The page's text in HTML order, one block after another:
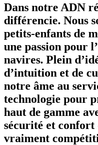
Dans notre ADN
différencie. Nous
petits-enfants de
une passion pour
navires. Plein
d’intuition et de
notre âme au
technologie pour
haut de gamme
sécurité et
vraiment